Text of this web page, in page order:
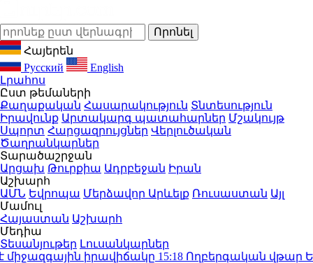
Հայերեն
Русский
English
Լրահոս
Ըստ թեմաների
Քաղաքական Հասարակություն Տնտեսություն
Իրավունք Արտակարգ պատահարներ Մշակույթ
Սպորտ Հարցազրույցներ Վերլուծական
Ծաղրանկարներ
Տարածաշրջան
Արցախ Թուրքիա Ադրբեջան Իրան
Աշխարհ
ԱՄՆ Եվրոպա Մերձավոր Արևելք Ռուսաստան Այլ
Մամուլ
Հայաստան Աշխարհ
Մեդիա
Տեսանյութեր Լուսանկարներ
իրավիճակը15:18 Ողբերգական վթար